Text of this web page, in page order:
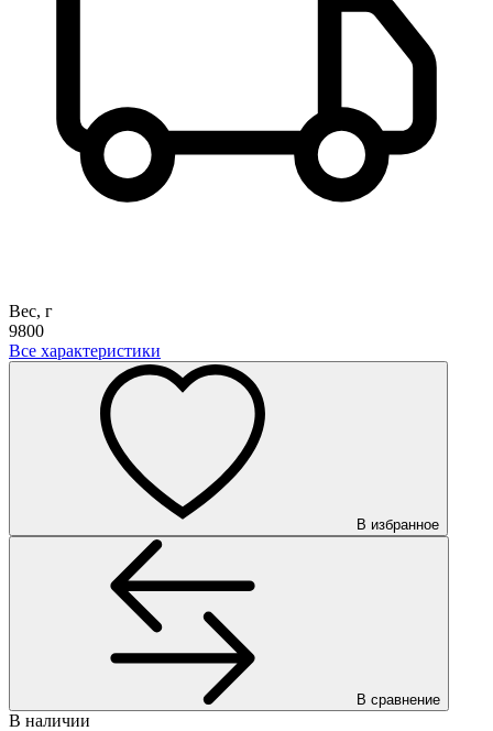
Вес, г
9800
Все характеристики
В избранное
В сравнение
В наличии